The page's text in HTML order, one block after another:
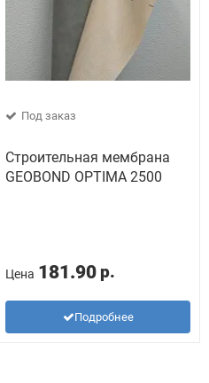
Под заказ
Строительная мембрана
GEOBOND OPTIMA 2500
Цена 181.90 р.
Подробнее